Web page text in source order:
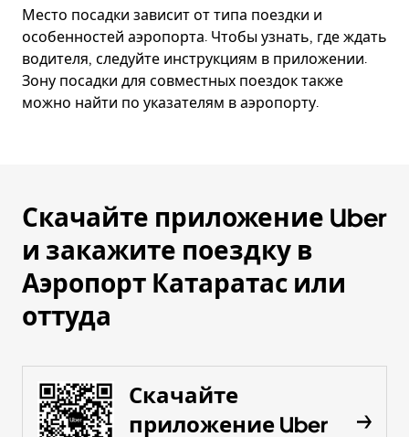
Место посадки зависит от типа поездки и
особенностей аэропорта. Чтобы узнать, где ждать
водителя, следуйте инструкциям в приложении.
Зону посадки для совместных поездок также
можно найти по указателям в аэропорту.
Скачайте приложение Uber
и закажите поездку в
Аэропорт Катаратас или
оттуда
Скачайте
приложение Uber